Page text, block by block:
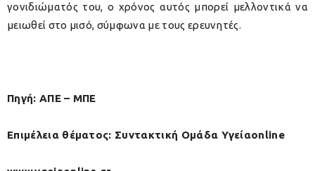
γονιδιώματός του, ο χρόνος αυτός μπορεί μελλοντικά να
μειωθεί στο μισό, σύμφωνα με τους ερευνητές.
Πηγή: ΑΠΕ – ΜΠΕ
Επιμέλεια θέματος: Συντακτική Ομάδα Υγείαonline